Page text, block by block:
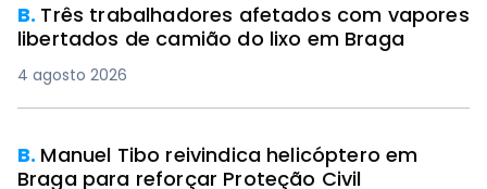
B. Três trabalhadores afetados com vapores
libertados de camião do lixo em Braga
4 agosto 2026
B. Manuel Tibo reivindica helicóptero em
Braga para reforçar Proteção Civil